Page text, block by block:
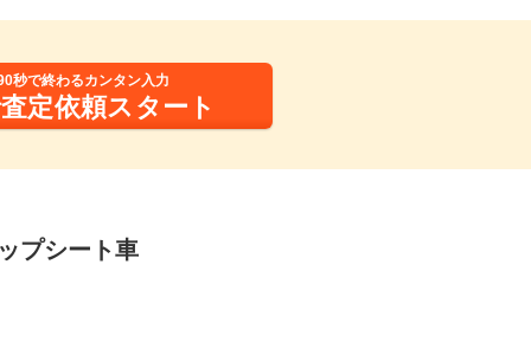
秒で終わるカンタン入力
定依頼スタート
プシート車